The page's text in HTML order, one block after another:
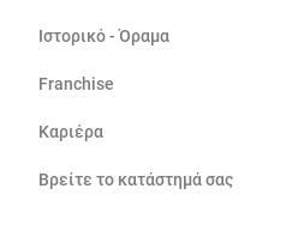
Ιστορικό - Όραμα
Franchise
Καριέρα
Βρείτε το κατάστημά σας